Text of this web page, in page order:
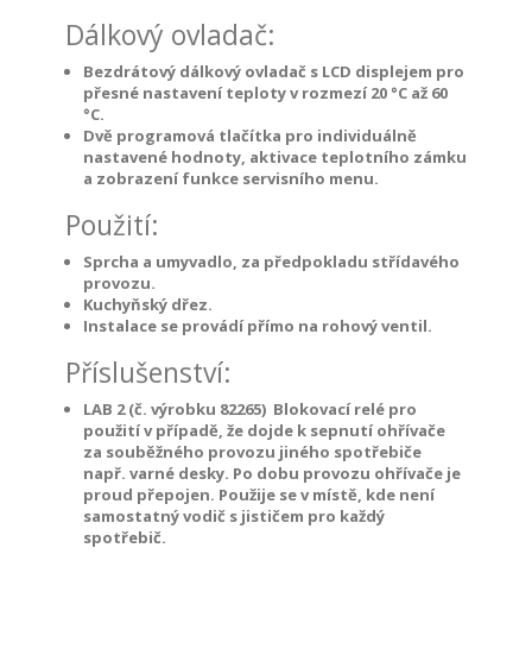
Dálkový ovladač:
Bezdrátový dálkový ovladač s LCD displejem pro
přesné nastavení teploty v rozmezí 20 °C až 60
°C.
Dvě programová tlačítka pro individuálně
nastavené hodnoty, aktivace teplotního zámku
a zobrazení funkce servisního menu.
Použití:
Sprcha a umyvadlo, za předpokladu střídavého
provozu.
Kuchyňský dřez.
Instalace se provádí přímo na rohový ventil.
Příslušenství:
LAB 2 (č. výrobku 82265) Blokovací relé pro
použití v případě, že dojde k sepnutí ohřívače
za souběžného provozu jiného spotřebiče
např. varné desky. Po dobu provozu ohřívače je
proud přepojen. Použije se v místě, kde není
samostatný vodič s jističem pro každý
spotřebič.